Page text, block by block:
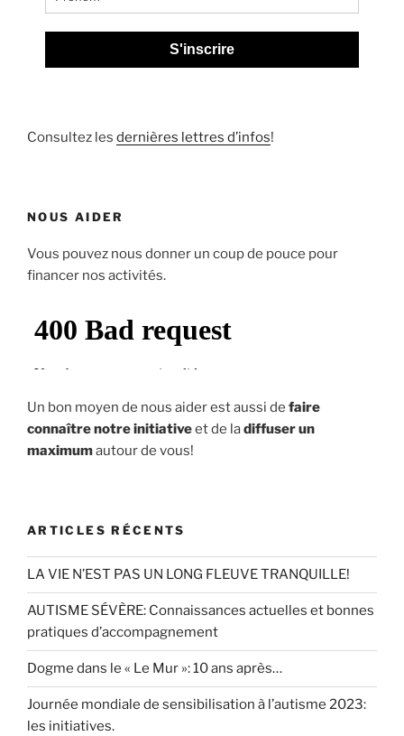
S'inscrire
Consultez les dernières lettres d’infos!
NOUS AIDER
Vous pouvez nous donner un coup de pouce pour
financer nos activités.
Un bon moyen de nous aider est aussi de faire
connaître notre initiativeet de ladiffuser un
maximumautour de vous!
ARTICLES RÉCENTS
LA VIE N’EST PAS UN LONG FLEUVE TRANQUILLE!
AUTISME SÉVÈRE: Connaissances actuelles et bonnes
pratiques d’accompagnement
Dogme dans le « Le Mur »: 10 ans après…
Journée mondiale de sensibilisation à l’autisme 2023:
les initiatives.